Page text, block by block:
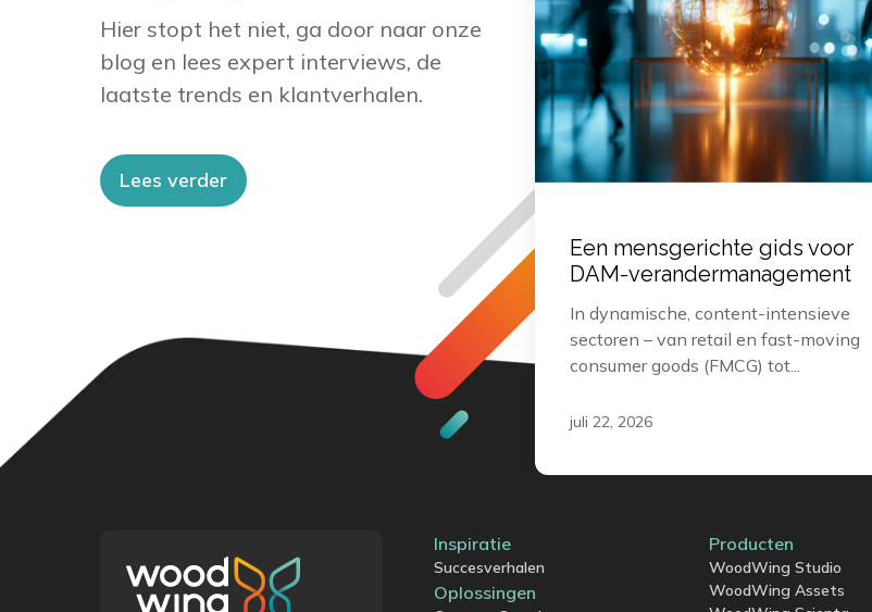
Hier stopt het niet, ga door naar onze
blog en lees expert interviews, de
laatste trends en klantverhalen.
Lees verder
Een mensgerichte gids voor
DAM-verandermanagement
In dynamische, content-intensieve
sectoren – van retail en fast-moving
consumer goods (FMCG) tot...
juli 22, 2026
Inspiratie
Succesverhalen
Oplossingen
Producten
WoodWing Studio
WoodWing Assets